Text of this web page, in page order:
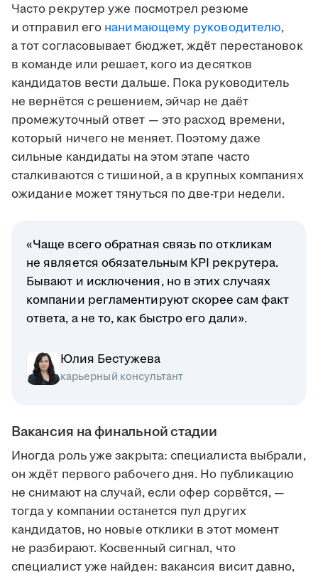
Часто рекрутер уже посмотрел резюме
и отправил его нанимающему руководителю,
а тот согласовывает бюджет, ждёт перестановок
в команде или решает, кого из десятков
кандидатов вести дальше. Пока руководитель
не вернётся с решением, эйчар не даёт
промежуточный ответ — это расход времени,
который ничего не меняет. Поэтому даже
сильные кандидаты на этом этапе часто
сталкиваются с тишиной, а в крупных компаниях
ожидание может тянуться по две-три недели.
«Чаще всего обратная связь по откликам
не является обязательным KPI рекрутера.
Бывают и исключения, но в этих случаях
компании регламентируют скорее сам факт
ответа, а не то, как быстро его дали».
Юлия Бестужева
карьерный консультант
Вакансия на финальной стадии
Иногда роль уже закрыта: специалиста выбрали,
он ждёт первого рабочего дня. Но публикацию
не снимают на случай, если офер сорвётся, —
тогда у компании останется пул других
кандидатов, но новые отклики в этот момент
не разбирают. Косвенный сигнал, что
специалист уже найден: вакансия висит давно,